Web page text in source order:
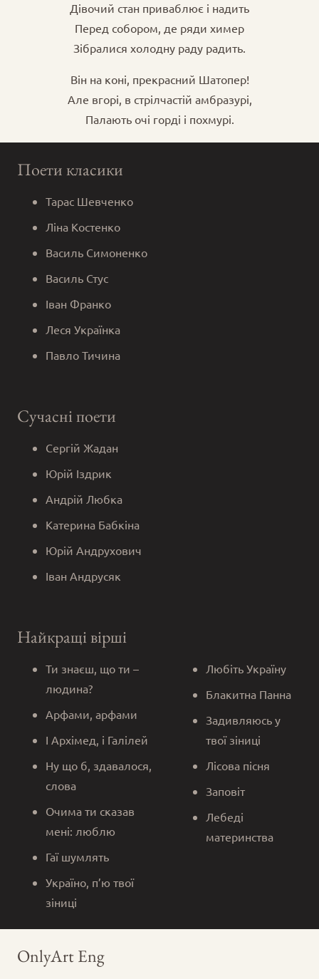
Дівочий стан приваблює і надить
Перед собором, де ряди химер
Зібралися холодну раду радить.
Він на коні, прекрасний Шатопер!
Але вгорі, в стрілчастій амбразурі,
Палають очі горді і похмурі.
Поети класики
Тарас Шевченко
Ліна Костенко
Василь Симоненко
Василь Стус
Іван Франко
Леся Українка
Павло Тичина
Сучасні поети
Сергій Жадан
Юрій Іздрик
Андрій Любка
Катерина Бабкіна
Юрій Андрухович
Іван Андрусяк
Найкращі вірші
Ти знаєш, що ти –
людина?
Арфами, арфами
І Архімед, і Галілей
Ну що б, здавалося,
слова
Очима ти сказав
мені: люблю
Гаї шумлять
Україно, п’ю твої
зіниці
Любіть Україну
Блакитна Панна
Задивляюсь у
твої зіниці
Лісова пісня
Заповіт
Лебеді
материнства
OnlyArt Eng